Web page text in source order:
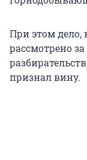
При этом дело,
рассмотрено
признал вину.